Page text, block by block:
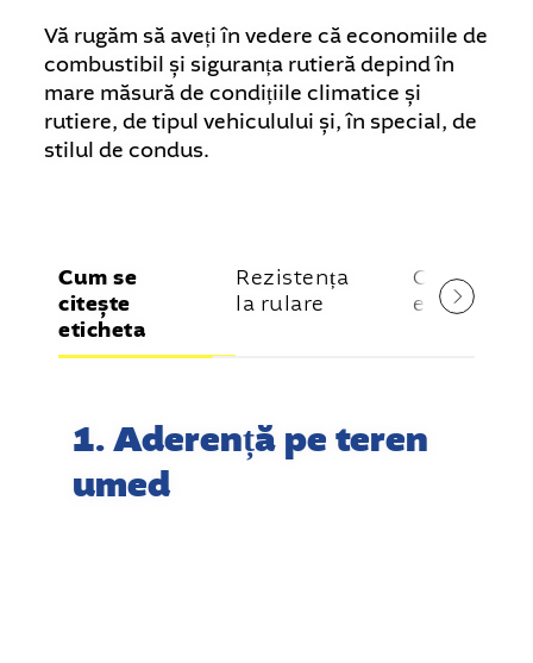
Vă rugăm să aveți în vedere că economiile de
combustibil și siguranța rutieră depind în
mare măsură de condițiile climatice și
rutiere, de tipul vehiculului și, în special, de
stilul de condus.
Cum se
citește
eticheta
Rezistența
la rulare
Conducere
eficientă
1. Aderență pe teren
umed